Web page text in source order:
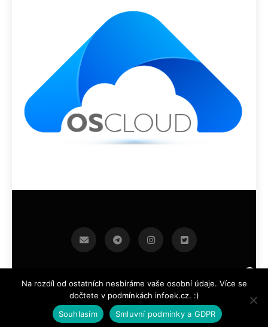
infoek.cz 2026.Developed By BlazeThemes .
Na rozdíl od ostatních nesbíráme vaše osobní údaje. Více se
dočtete v podmínkách infoek.cz. :)
Souhlasím
Smluvní podmínky a GDPR